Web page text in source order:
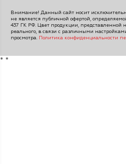
Внимание! Данный сайт носит
не является публичной офертой,
437 ГК РФ. Цвет продукции, представленной
реального, в связи с различными
просмотра. Политика конфиденциальности
* *